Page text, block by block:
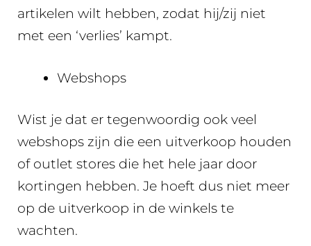
artikelen wilt hebben, zodat hij/zij niet
met een ‘verlies’ kampt.
Webshops
Wist je dat er tegenwoordig ook veel
webshops zijn die een uitverkoop houden
of outlet stores die het hele jaar door
kortingen hebben. Je hoeft dus niet meer
op de uitverkoop in de winkels te
wachten.